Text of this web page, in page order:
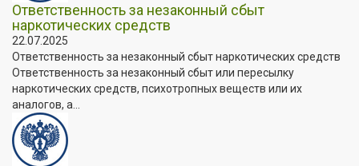
Ответственность за незаконный сбыт
наркотических средств
22.07.2025
Ответственность за незаконный сбыт наркотических средств
Ответственность за незаконный сбыт или пересылку
наркотических средств, психотропных веществ или их
аналогов, а...